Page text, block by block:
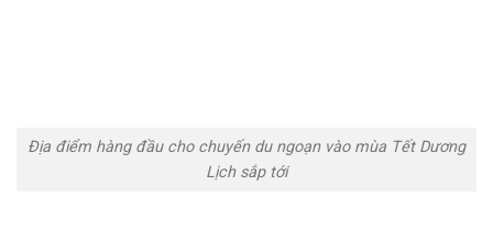
Địa điểm hàng đầu cho chuyến du ngoạn vào mùa Tết Dương
Lịch sắp tới